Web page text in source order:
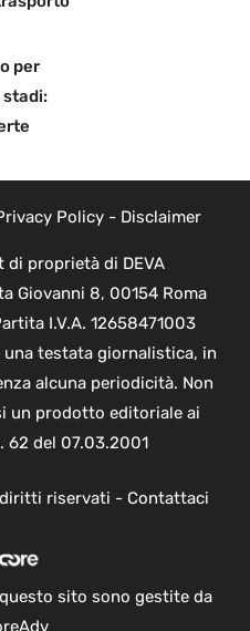
per
stadi:
Policy- Disclaimer
proprietà di DEVA
Giovanni 8, 00154 Roma
I.V.A. 12658471003
testata giornalistica, in
alcuna periodicità. Non
un prodotto editoriale ai
62 del 07.03.2001
riservati - Contattaci
sito sono gestite da